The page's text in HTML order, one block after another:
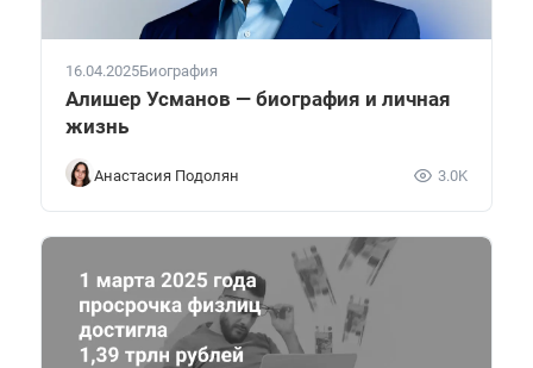
16.04.2025Биография
Алишер Усманов — биография и личная
жизнь
Анастасия Подолян 3.0K